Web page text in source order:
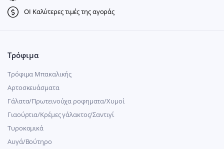
ΟΙ Καλύτερες τιμές της αγοράς
Τρόφιμα
Τρόφιμα Μπακαλικής
Αρτοσκευάσματα
Γάλατα/Πρωτεινούχα ροφηματα/Χυμοί
Γιαούρτια/Κρέμες γάλακτος/Σαντιγί
Τυροκομικά
Αυγά/Βούτηρο